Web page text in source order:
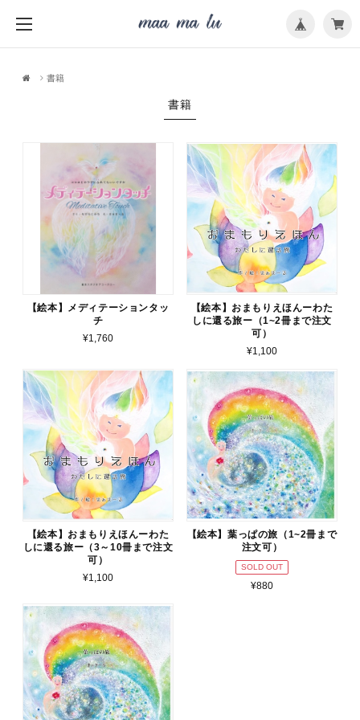
ニ
ュ
を
書籍
書籍
【絵本】メディテーションタッ
チ
¥1,760
【絵本】おまもりえほんーわた
しに還る旅ー（1~2冊まで注文
可）
¥1,100
【絵本】おまもりえほんーわた
しに還る旅ー（3～10冊まで注文
可）
¥1,100
【絵本】葉っぱの旅（1~2冊まで
注文可）
SOLD OUT
¥880